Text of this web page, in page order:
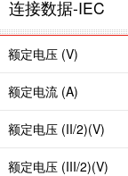
连接数据-IEC
额定电压 (V)
额定电流 (A)
额定电压 (II/2)(V)
额定电压 (III/2)(V)